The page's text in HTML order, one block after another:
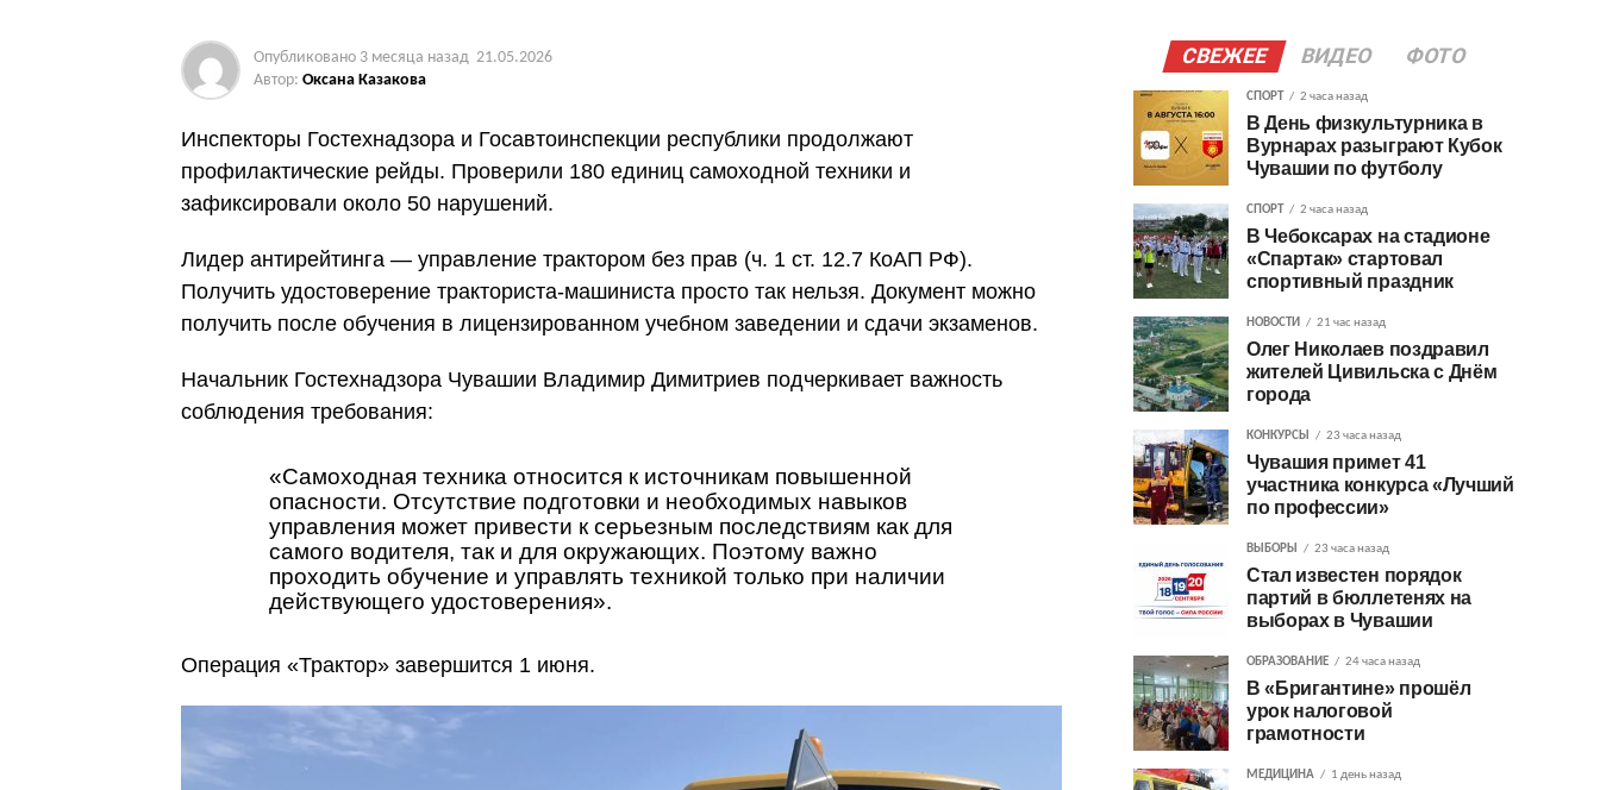
Опубликовано 3 месяца назад 21.05.2026
Автор: Оксана Казакова
Инспекторы Гостехнадзора и Госавтоинспекции республики продолжают
профилактические рейды. Проверили 180 единиц самоходной техники и
зафиксировали около 50 нарушений.
Лидер антирейтинга — управление трактором без прав (ч. 1 ст. 12.7 КоАП РФ).
Получить удостоверение тракториста-машиниста просто так нельзя. Документ можно
получить после обучения в лицензированном учебном заведении и сдачи экзаменов.
Начальник Гостехнадзора Чувашии Владимир Димитриев подчеркивает важность
соблюдения требования:
«Самоходная техника относится к источникам повышенной
опасности. Отсутствие подготовки и необходимых навыков
управления может привести к серьезным последствиям как для
самого водителя, так и для окружающих. Поэтому важно
проходить обучение и управлять техникой только при наличии
действующего удостоверения».
Операция «Трактор» завершится 1 июня.
СВЕЖЕЕ ВИДЕО ФОТО
СПОРТ 2 часа назад
В День физкультурника в
Вурнарах разыграют Кубок
Чувашии по футболу
СПОРТ 2 часа назад
В Чебоксарах на стадионе
«Спартак» стартовал
спортивный праздник
НОВОСТИ 21 час назад
Олег Николаев поздравил
жителей Цивильска с Днём
города
КОНКУРСЫ 23 часа назад
Чувашия примет 41
участника конкурса «Лучший
по профессии»
ВЫБОРЫ 23 часа назад
Стал известен порядок
партий в бюллетенях на
выборах в Чувашии
ОБРАЗОВАНИЕ 24 часа назад
В «Бригантине» прошёл
урок налоговой
грамотности
МЕДИЦИНА 1 день назад